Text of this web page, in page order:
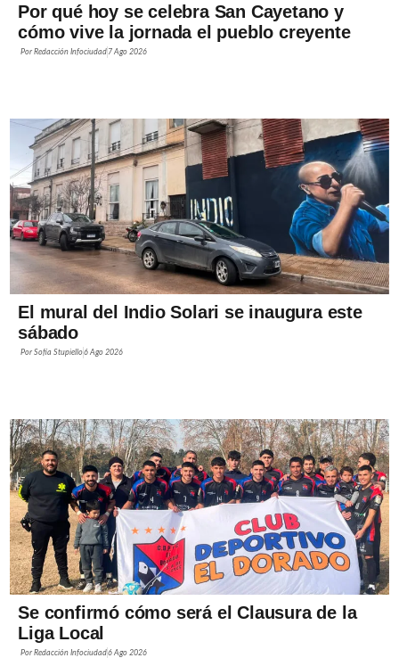
Por qué hoy se celebra San Cayetano y
cómo vive la jornada el pueblo creyente
PorRedacción Infociudad 7 Ago 2026
El mural del Indio Solari se inaugura este
sábado
PorSofía Stupiello6 Ago 2026
Se confirmó cómo será el Clausura de la
Liga Local
PorRedacción Infociudad6 Ago 2026